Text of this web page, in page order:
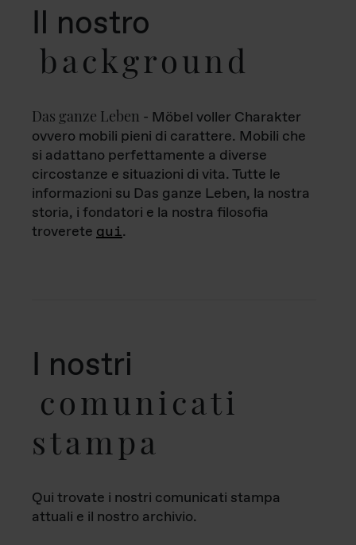
Il nostro
background
Das ganze Leben - Möbel voller Charakter
ovvero mobili pieni di carattere. Mobili che
si adattano perfettamente a diverse
circostanze e situazioni di vita. Tutte le
informazioni su Das ganze Leben, la nostra
storia, i fondatori e la nostra filosofia
troverete qui.
I nostri
comunicati
stampa
Qui trovate i nostri comunicati stampa
attuali e il nostro archivio.